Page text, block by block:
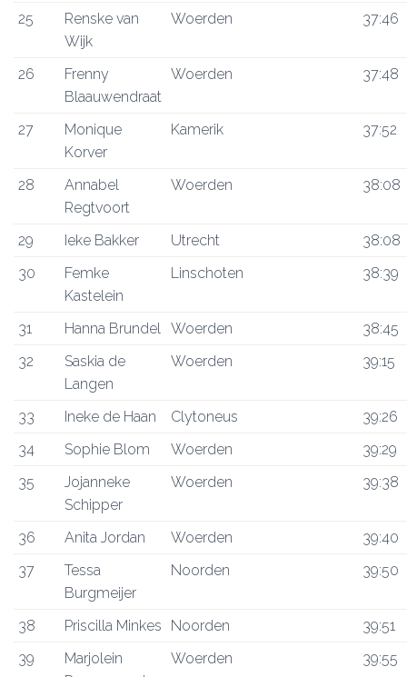
25
Renske van
Wijk
Woerden 37:46
26
Frenny
Blaauwendraat
Woerden 37:48
27
Monique
Korver
Kamerik 37:52
28
Annabel
Regtvoort
Woerden 38:08
29 Ieke Bakker Utrecht
38:08
30
Femke
Kastelein
Linschoten 38:39
31 Hanna Brundel Woerden
38:45
32
Saskia de
Langen
Woerden 39:15
33 Ineke de Haan Clytoneus
39:26
34
Sophie Blom Woerden
39:29
35
Jojanneke
Schipper
Woerden 39:38
36 Anita Jordan Woerden
39:40
37
Tessa
Burgmeijer
Noorden 39:50
38 Priscilla Minkes Noorden
39:51
39
Marjolein
Woerden 39:55